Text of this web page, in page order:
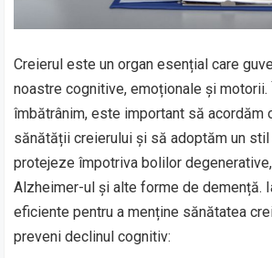
Creierul este un organ esențial care
noastre cognitive, emoționale și motorii.
îmbătrânim, este important să acordăm
sănătății creierului și să adoptăm un
protejeze împotriva bolilor
Alzheimer-ul și alte forme de demență.
eficiente pentru a menține sănătatea
preveni declinul cognitiv: